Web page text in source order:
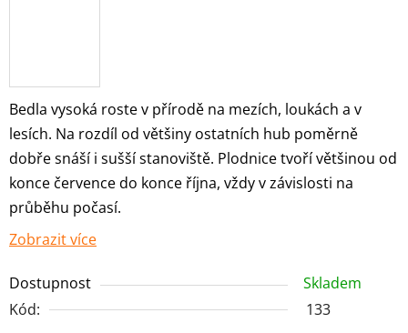
Bedla vysoká roste v přírodě na mezích, loukách a v
lesích. Na rozdíl od většiny ostatních hub poměrně
dobře snáší i sušší stanoviště. Plodnice tvoří většinou od
konce července do konce října, vždy v závislosti na
průběhu počasí.
Zobrazit více
Dostupnost
Skladem
Kód:
133